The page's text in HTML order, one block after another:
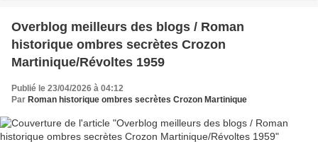
Overblog meilleurs des blogs / Roman
historique ombres secrètes Crozon
Martinique/Révoltes 1959
Publié le 23/04/2026 à 04:12
Par Roman historique ombres secrètes Crozon Martinique